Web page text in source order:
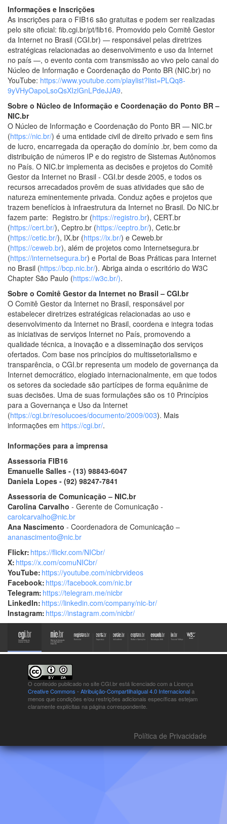
Informações e Inscrições
As inscrições para o FIB16 são gratuitas e podem ser realizadas
pelo site oficial: fib.cgi.br/pt/fib16. Promovido pelo Comitê Gestor
da Internet no Brasil (CGI.br) — responsável pelas diretrizes
estratégicas relacionadas ao desenvolvimento e uso da Internet
no país —, o evento conta com transmissão ao vivo pelo canal do
Núcleo de Informação e Coordenação do Ponto BR (NIC.br) no
YouTube: https://www.youtube.com/playlist?list=PLQq8-
9yVHyOapoLsoQsXIzlGnLPdeJJA9.
Sobre o Núcleo de Informação e Coordenação do Ponto BR –
NIC.br
O Núcleo de Informação e Coordenação do Ponto BR — NIC.br
(https://nic.br/) é uma entidade civil de direito privado e sem fins
de lucro, encarregada da operação do domínio .br, bem como da
distribuição de números IP e do registro de Sistemas Autônomos
no País. O NIC.br implementa as decisões e projetos do Comitê
Gestor da Internet no Brasil - CGI.br desde 2005, e todos os
recursos arrecadados provêm de suas atividades que são de
natureza eminentemente privada. Conduz ações e projetos que
trazem benefícios à infraestrutura da Internet no Brasil. Do NIC.br
fazem parte: Registro.br (https://registro.br), CERT.br
(https://cert.br/), Ceptro.br (https://ceptro.br/), Cetic.br
(https://cetic.br/), IX.br (https://ix.br/) e Ceweb.br
(https://ceweb.br), além de projetos como Internetsegura.br
(https://internetsegura.br) e Portal de Boas Práticas para Internet
no Brasil (https://bcp.nic.br/). Abriga ainda o escritório do W3C
Chapter São Paulo (https://w3c.br/).
Sobre o Comitê Gestor da Internet no Brasil – CGI.br
O Comitê Gestor da Internet no Brasil, responsável por
estabelecer diretrizes estratégicas relacionadas ao uso e
desenvolvimento da Internet no Brasil, coordena e integra todas
as iniciativas de serviços Internet no País, promovendo a
qualidade técnica, a inovação e a disseminação dos serviços
ofertados. Com base nos princípios do multissetorialismo e
transparência, o CGI.br representa um modelo de governança da
Internet democrático, elogiado internacionalmente, em que todos
os setores da sociedade são partícipes de forma equânime de
suas decisões. Uma de suas formulações são os 10 Princípios
para a Governança e Uso da Internet
(https://cgi.br/resolucoes/documento/2009/003). Mais
informações em https://cgi.br/.
Informações para a imprensa
Assessoria FIB16
Emanuelle Salles - (13) 98843-6047
Daniela Lopes - (92) 98247-7841
Assessoria de Comunicação – NIC.br
Carolina Carvalho - Gerente de Comunicação -
carolcarvalho@nic.br
Ana Nascimento - Coordenadora de Comunicação –
ananascimento@nic.br
Flickr: https://flickr.com/NICbr/
X: https://x.com/comuNICbr/
YouTube: https://youtube.com/nicbrvideos
Facebook: https://facebook.com/nic.br
Telegram: https://telegram.me/nicbr
LinkedIn: https://linkedin.com/company/nic-br/
Instagram: https://instagram.com/nicbr/
O conteúdo publicado no site CGI.br está licenciado com a Licença
Creative Commons - Atribuição-CompartilhaIgual 4.0 Internacionala
menos que condições e/ou restrições adicionais específicas estejam
claramente explícitas na página correspondente.
Política de Privacidade